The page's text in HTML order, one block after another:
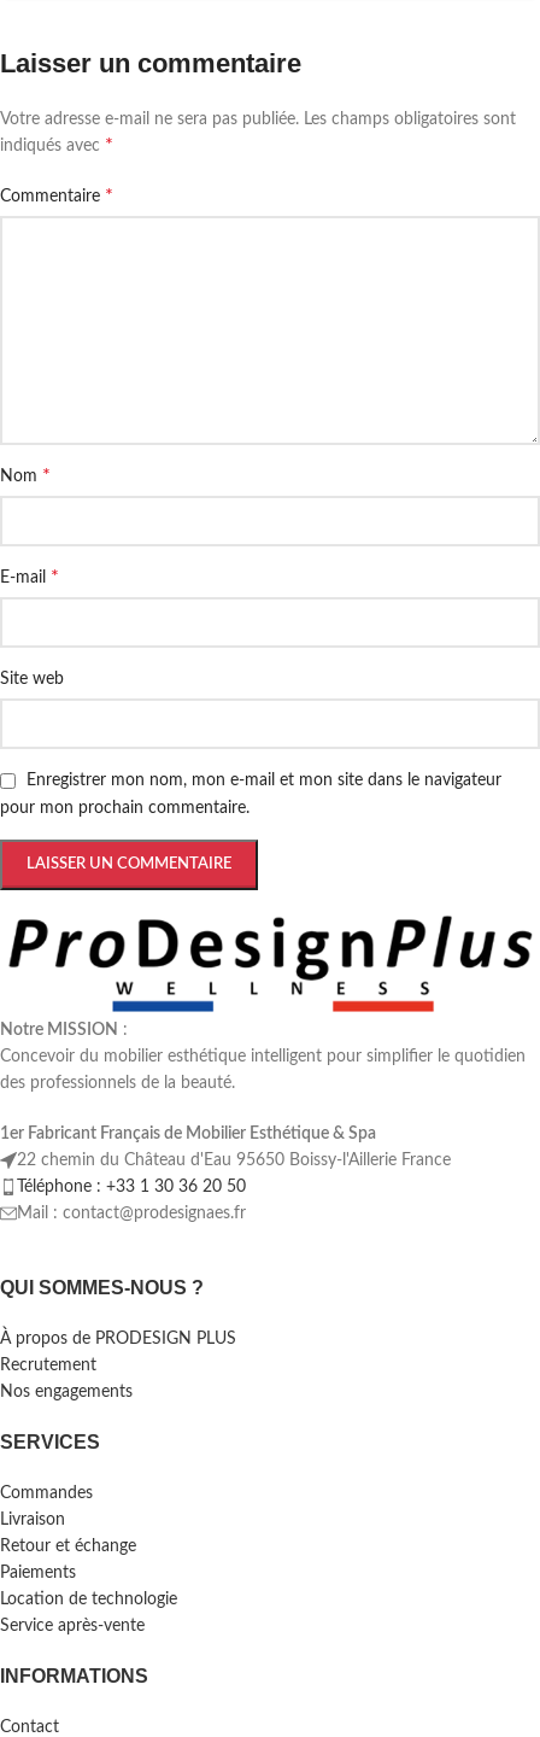
Laisser un commentaire
Votre adresse e-mail ne sera pas publiée. Les champs obligatoires sont
indiqués avec *
Commentaire *
Nom *
E-mail *
Site web
Enregistrer mon nom, mon e-mail et mon site dans le navigateur
pour mon prochain commentaire.
Notre MISSION :
Concevoir du mobilier esthétique intelligent pour simplifier le quotidien
des professionnels de la beauté.
1er Fabricant Français de Mobilier Esthétique & Spa
22 chemin du Château d'Eau 95650 Boissy-l'Aillerie France
Téléphone : +33 1 30 36 20 50
Mail : contact@prodesignaes.fr
QUI SOMMES-NOUS ?
À propos de PRODESIGN PLUS
Recrutement
Nos engagements
SERVICES
Commandes
Livraison
Retour et échange
Paiements
Location de technologie
Service après-vente
INFORMATIONS
Contact